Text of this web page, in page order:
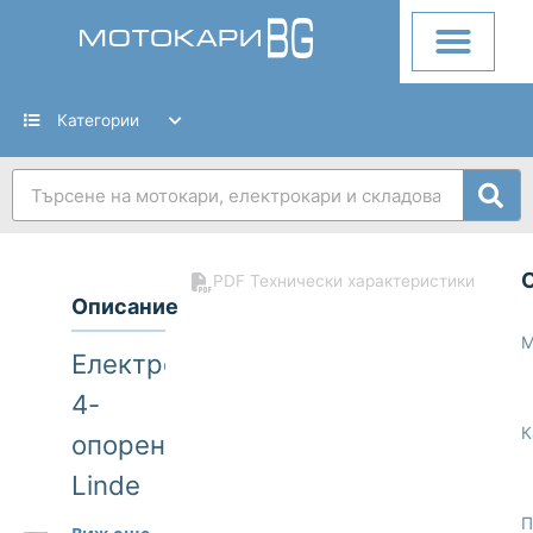
Категории
Описание
Електрокар
4-
опорен
Linde
E20PH
PDF Технически характеристики